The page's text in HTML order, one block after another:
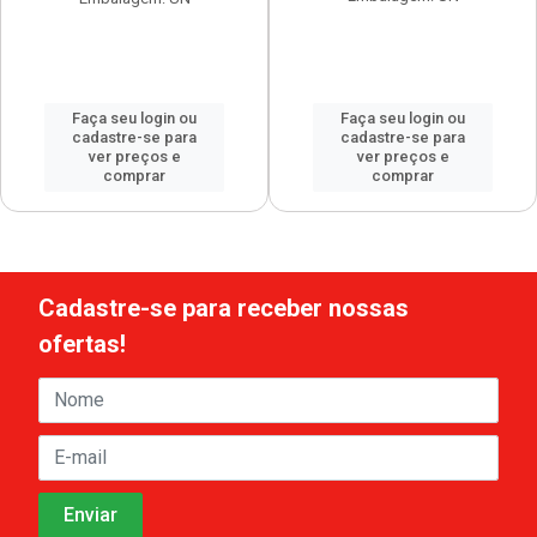
Faça seu login ou
cadastre-se para
ver preços e
comprar
Faça seu login ou
cadastre-se para
ver preços e
comprar
Cadastre-se para receber nossas
ofertas!